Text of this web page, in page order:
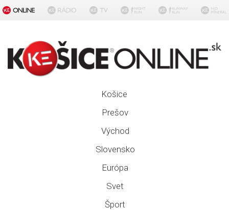
Košice
Prešov
Východ
Slovensko
Európa
Svet
Šport